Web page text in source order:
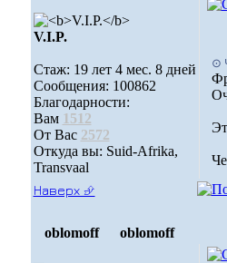
V.I.P.
Стаж: 19 лет 4 мес. 8 дней
Сообщения: 100862
Благодарности:
Вам 1512
От Вас 2572
Откуда вы: Suid-Afrika,
Transvaal
⊙
Наверх ⮵
oblomoff oblomoff